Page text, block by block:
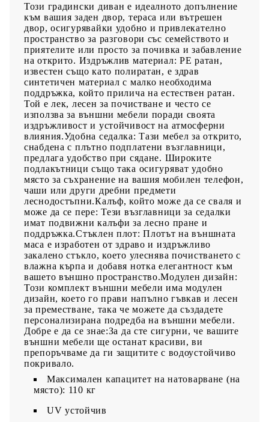
Този градински диван е идеалното допълнение
към вашия заден двор, тераса или вътрешен
двор, осигурявайки удобно и привлекателно
пространство за разговори със семейството и
приятелите или просто за почивка и забавление
на открито. Издръжлив материал: PE ратан,
известен също като полиратан, е здрав
синтетичен материал с малко необходима
поддръжка, който прилича на естествен ратан.
Той е лек, лесен за почистване и често се
използва за външни мебели поради своята
издръжливост и устойчивост на атмосферни
влияния.Удобна седалка: Тази мебел за открито,
снабдена с плътно подплатени възглавници,
предлага удобство при сядане. Широките
подлакътници също така осигуряват удобно
място за съхранение на вашия мобилен телефон,
чаши или други дребни предмети
леснодостъпни.Калъф, който може да се сваля и
може да се пере: Тези възглавници за седалки
имат подвижни калъфи за лесно пране и
поддръжка.Стъклен плот: Плотът на външната
маса е изработен от здраво и издръжливо
закалено стъкло, което улеснява почистването с
влажна кърпа и добавя нотка елегантност към
вашето външно пространство.Модулен дизайн:
Този комплект външни мебели има модулен
дизайн, което го прави напълно гъвкав и лесен
за преместване, така че можете да създадете
персонализирана подредба на външни мебели.
Добре е да се знае:За да сте сигурни, че вашите
външни мебели ще останат красиви, ви
препоръчваме да ги защитите с водоустойчиво
покривало.
Максимален капацитет на натоварване (на
място): 110 кг
UV устойчив